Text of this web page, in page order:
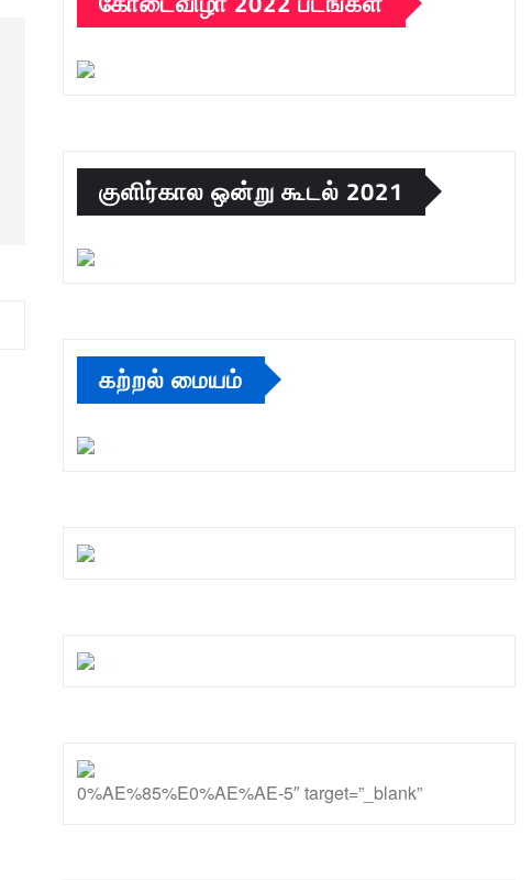
குளிர்கால ஒன்று கூடல் 2021
கற்றல் மையம்
0%AE%85%E0%AE%AE-5″ target=”_blank”